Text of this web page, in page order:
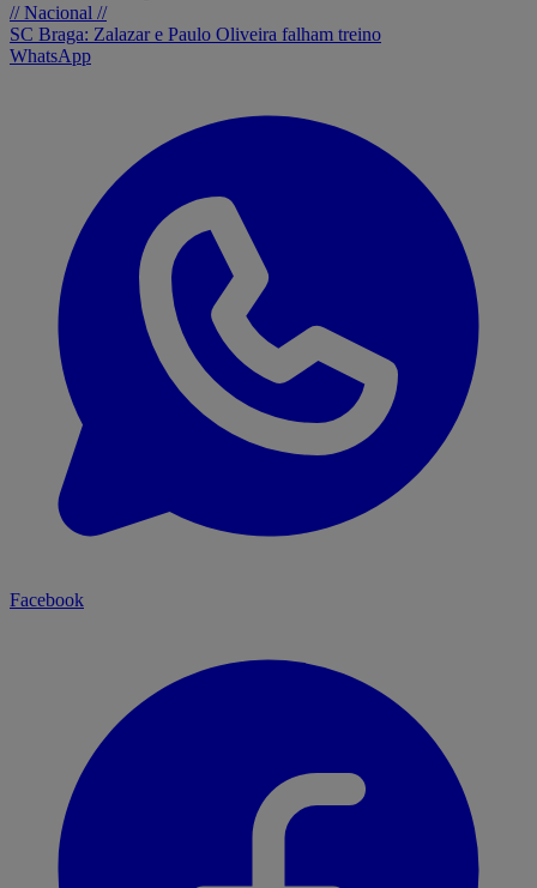
// Nacional //
SC Braga: Zalazar e Paulo Oliveira falham treino
WhatsApp
Facebook